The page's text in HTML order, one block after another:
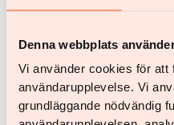
Denna webbplats
Vi använder cookies för att
användarupplevelse. Vi
grundläggande nödvändig
und welche